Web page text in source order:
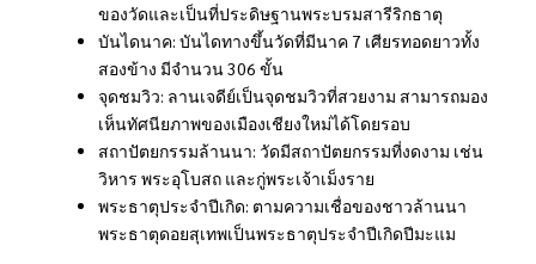
ของวัดและเป็นที่ประดิษฐานพระบรมสารีริกธาตุ
บันไดนาค: บันไดทางขึ้นวัดที่มีนาค 7 เศียรทอดยาวทั้ง
สองข้าง มีจำนวน 306 ขั้น
จุดชมวิว: ลานเจดีย์เป็นจุดชมวิวที่สวยงาม สามารถมอง
เห็นทัศนียภาพของเมืองเชียงใหม่ได้โดยรอบ
สถาปัตยกรรมล้านนา: วัดมีสถาปัตยกรรมที่งดงาม เช่น
วิหาร พระอุโบสถ และกู่พระเจ้าเม็งราย
พระธาตุประจำปีเกิด: ตามความเชื่อของชาวล้านนา
พระธาตุดอยสุเทพเป็นพระธาตุประจำปีเกิดปีมะแม